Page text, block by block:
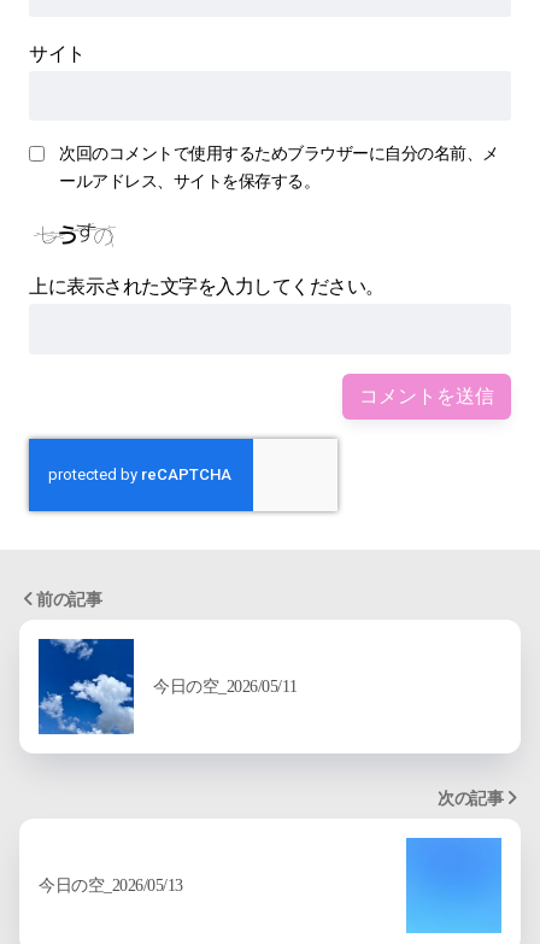
サイト
次回のコメントで使用するためブラウザーに自分の名前、メ
ールアドレス、サイトを保存する。
上に表示された文字を入力してください。
前の記事
今日の空_2026/05/11
次の記事
今日の空_2026/05/13